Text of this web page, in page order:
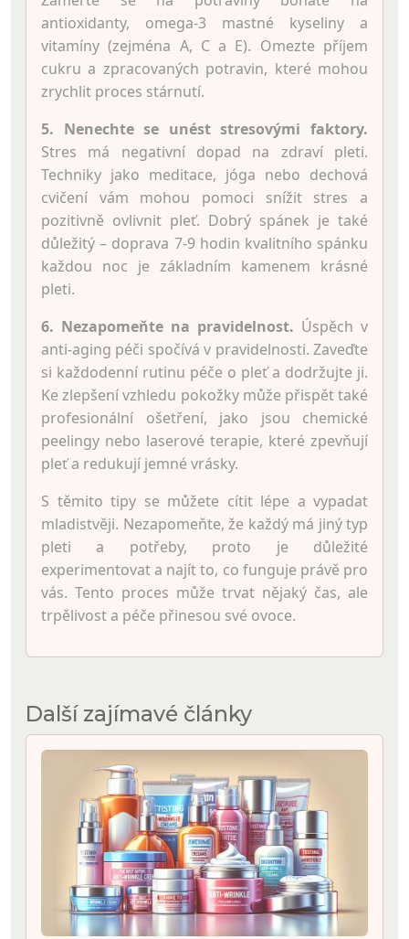
antioxidanty, omega-3 mastné kyseliny a
vitamíny (zejména A, C a E). Omezte příjem
cukru a zpracovaných potravin, které mohou
zrychlit proces stárnutí.
5. Nenechte se unést stresovými faktory.
Stres má negativní dopad na zdraví pleti.
Techniky jako meditace, jóga nebo dechová
cvičení vám mohou pomoci snížit stres a
pozitivně ovlivnit pleť. Dobrý spánek je také
důležitý – doprava 7-9 hodin kvalitního spánku
každou noc je základním kamenem krásné
pleti.
6. Nezapomeňte na pravidelnost. Úspěch v
anti-aging péči spočívá v pravidelnosti. Zaveďte
si každodenní rutinu péče o pleť a dodržujte ji.
Ke zlepšení vzhledu pokožky může přispět také
profesionální ošetření, jako jsou chemické
peelingy nebo laserové terapie, které zpevňují
pleť a redukují jemné vrásky.
S těmito tipy se můžete cítit lépe a vypadat
mladistvěji. Nezapomeňte, že každý má jiný typ
pleti a potřeby, proto je důležité
experimentovat a najít to, co funguje právě pro
vás. Tento proces může trvat nějaký čas, ale
trpělivost a péče přinesou své ovoce.
Další zajímavé články